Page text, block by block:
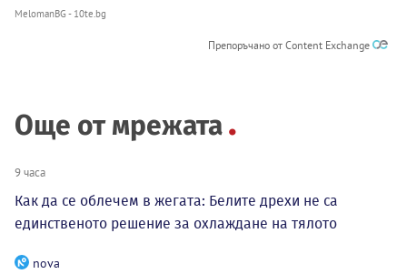
MelomanBG - 10te.bg
Препоръчано от Content Exchange
Още от мрежата
9 часа
Как да се облечем в жегата: Белите дрехи не са
единственото решение за охлаждане на тялото
nova